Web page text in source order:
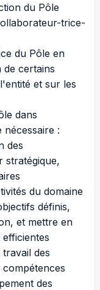
du Pôle
trice-
du Pôle en
de certains
et sur les
dans
nécessaire :
des
stratégique,
du domaine
définis,
et mettre en
des
des